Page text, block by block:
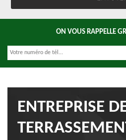
ON VOUS RAPPELLE
ENTREPRISE